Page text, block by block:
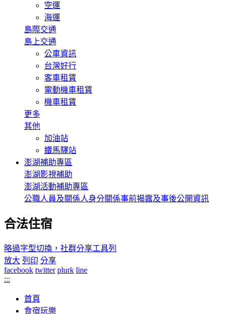
空運
海運
島際交通
島上交通
公車資訊
台灣好行
客車租賃
電動機車租賃
機車租賃
更多
其他
加油站
鐵馬驛站
澎湖補助專區
澎湖影視補助
澎湖活動補助專區
公職人員及關係人身分關係事前揭露及事後公開資訊
合法住宿
略過字型切換，社群分享工具列
放大 列印 分享
facebook twitter plurk line
:::
首頁
食宿玩樂